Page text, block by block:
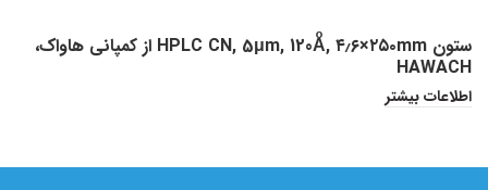
ستون HPLC CN, 5μm, 120Aͦ, ۴٫۶×۲۵۰mm از کمپانی هاواک،
HAWACH
اطلاعات بیشتر